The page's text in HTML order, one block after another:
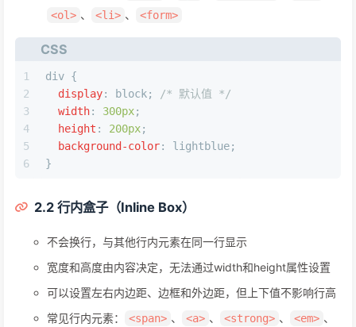
<ol> 、 <li> 、 <form>
CSS
1
2
3
4
5
6
div {
display: block;
/* 默认值 */
width: 300px;
height : 200px;
background-color: lightblue;
}
2.2 行内盒子（Inline Box）
不会换行，与其他行内元素在同一行显示
宽度和高度由内容决定，无法通过width和height属性设置
可以设置左右内边距、边框和外边距，但上下值不影响行高
常见行内元素：
<span> 、 <a> 、 <strong> 、 <em> 、